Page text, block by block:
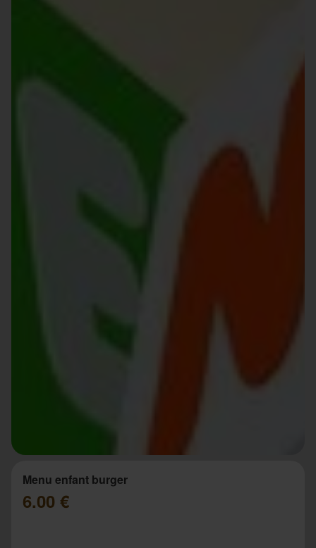
Menu enfant burger
6.00 €